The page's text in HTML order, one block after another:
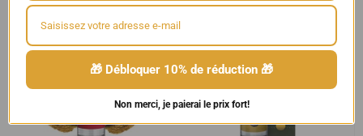
🎁 Débloquer 10% de réduction 🎁
Non merci, je paierai le prix fort!